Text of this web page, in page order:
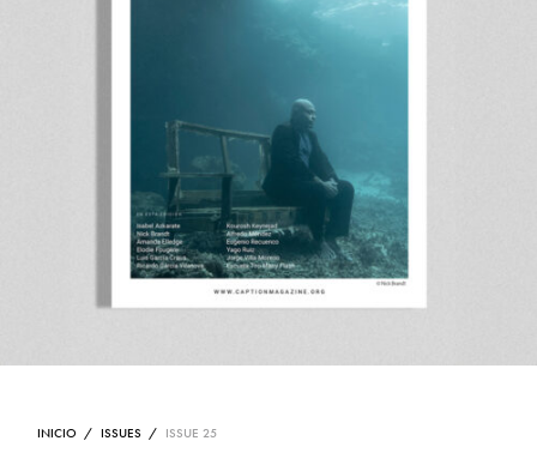
INICIO / ISSUES / ISSUE 25